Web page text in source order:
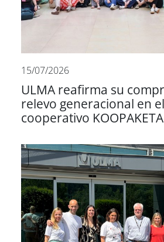
15/07/2026
ULMA reafirma su
relevo generacional en
cooperativo KOOPAKETA